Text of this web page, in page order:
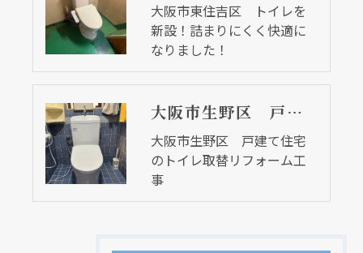
大阪市東住吉区 トイレを
新設！詰まりにくく快適に
なりました！
大阪市生野区 戸建て住宅のトイレ取替リフォーム工事
大阪市生野区 戸建て住宅
のトイレ取替リフォーム工
事